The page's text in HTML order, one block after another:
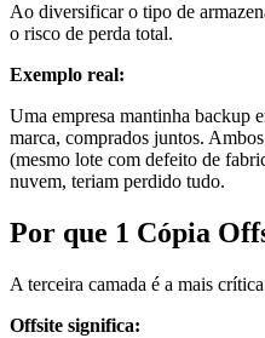
Ao diversificar o tipo de
o risco de perda total.
Exemplo real:
Uma empresa mantinha backup
marca, comprados juntos.
(mesmo lote com defeito de
nuvem, teriam perdido tudo.
Por que 1 Cópia
A terceira camada é a mais
Offsite significa: